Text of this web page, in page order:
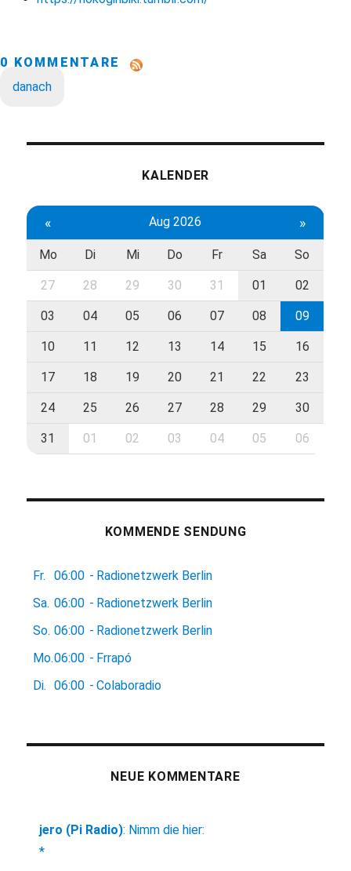
0 KOMMENTARE
danach
KALENDER
« Aug 2026 »
Mo Di Mi Do Fr Sa So
27 28 29 30 31 01 02
03 04 05 06 07 08 09
10 11 12 13 14 15 16
17 18 19 20 21 22 23
24 25 26 27 28 29 30
31 01 02 03 04 05 06
KOMMENDE SENDUNG
Fr. 06:00 - Radionetzwerk Berlin
Sa. 06:00 - Radionetzwerk Berlin
So. 06:00 - Radionetzwerk Berlin
Mo.06:00 - Frrapó
Di.
06:00 - Colaboradio
NEUE KOMMENTARE
jero (Pi Radio): Nimm die hier:
*